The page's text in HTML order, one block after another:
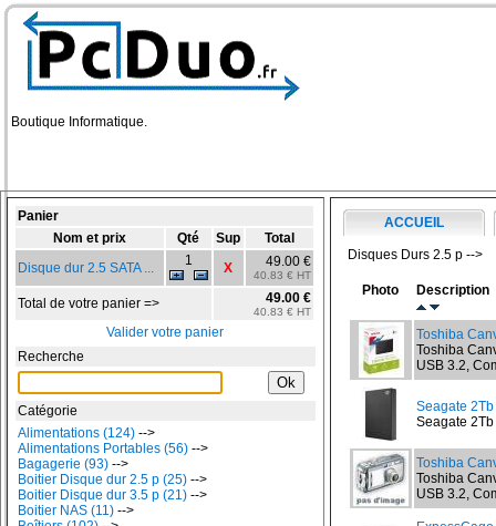
Boutique Informatique.
Panier
Nom et prix
Qté Sup
Total
Disque dur 2.5 SATA ...
1 X 49.00 €
40.83 € HT
Total de votre panier => 49.00 €
40.83 € HT
Valider votre panier
Recherche
Catégorie
Alimentations (124) -->
Alimentations Portables (56) -->
Bagagerie (93) -->
Boitier Disque dur 2.5 p (25) -->
Boitier Disque dur 3.5 p (21) -->
Boitier NAS (11) -->
ACCUEIL
Disques Durs 2.5 p -->
Photo Description
Toshiba
Toshiba
USB 3.2,
Seagate
Seagate 2Tb
Toshiba
Toshiba
USB 3.2,